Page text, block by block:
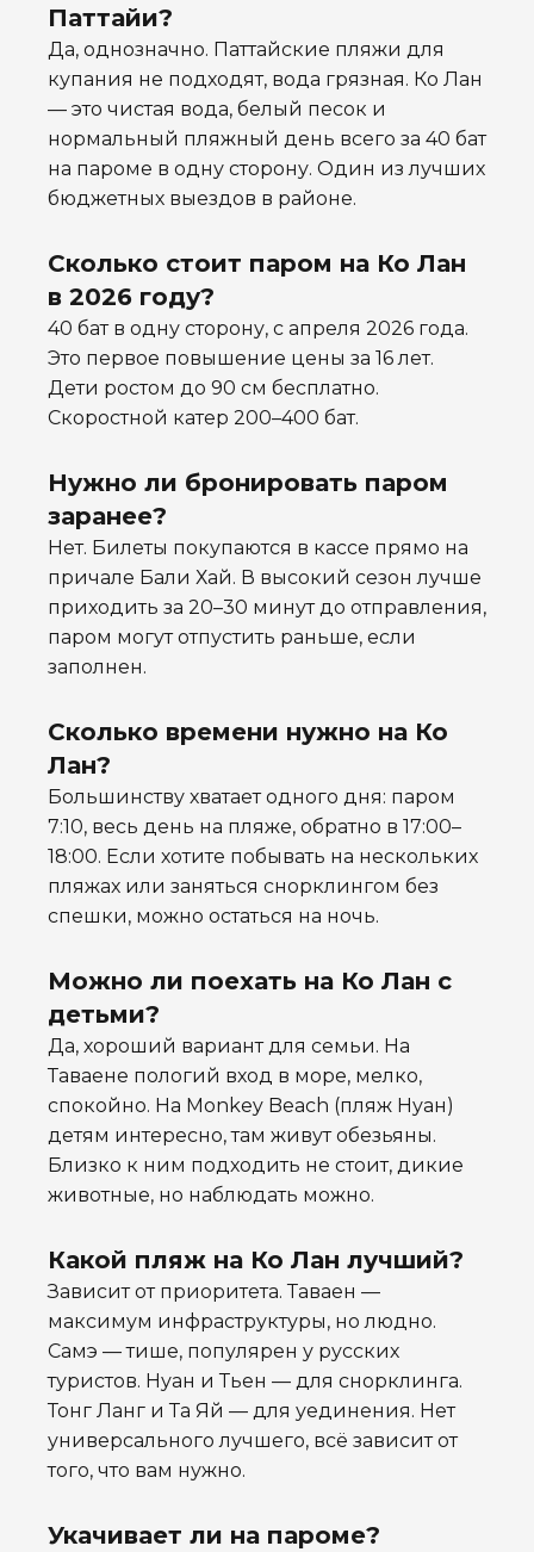
Паттайи?
Да, однозначно. Паттайские пляжи для
купания не подходят, вода грязная. Ко Лан
— это чистая вода, белый песок и
нормальный пляжный день всего за 40 бат
на пароме в одну сторону. Один из лучших
бюджетных выездов в районе.
Сколько стоит паром на Ко Лан
в 2026 году?
40 бат в одну сторону, с апреля 2026 года.
Это первое повышение цены за 16 лет.
Дети ростом до 90 см бесплатно.
Скоростной катер 200–400 бат.
Нужно ли бронировать паром
заранее?
Нет. Билеты покупаются в кассе прямо на
причале Бали Хай. В высокий сезон лучше
приходить за 20–30 минут до отправления,
паром могут отпустить раньше, если
заполнен.
Сколько времени нужно на Ко
Лан?
Большинству хватает одного дня: паром
7:10, весь день на пляже, обратно в 17:00–
18:00. Если хотите побывать на нескольких
пляжах или заняться снорклингом без
спешки, можно остаться на ночь.
Можно ли поехать на Ко Лан с
детьми?
Да, хороший вариант для семьи. На
Таваене пологий вход в море, мелко,
спокойно. На Monkey Beach (пляж Нуан)
детям интересно, там живут обезьяны.
Близко к ним подходить не стоит, дикие
животные, но наблюдать можно.
Какой пляж на Ко Лан лучший?
Зависит от приоритета. Таваен —
максимум инфраструктуры, но людно.
Самэ — тише, популярен у русских
туристов. Нуан и Тьен — для снорклинга.
Тонг Ланг и Та Яй — для уединения. Нет
универсального лучшего, всё зависит от
того, что вам нужно.
Укачивает ли на пароме?